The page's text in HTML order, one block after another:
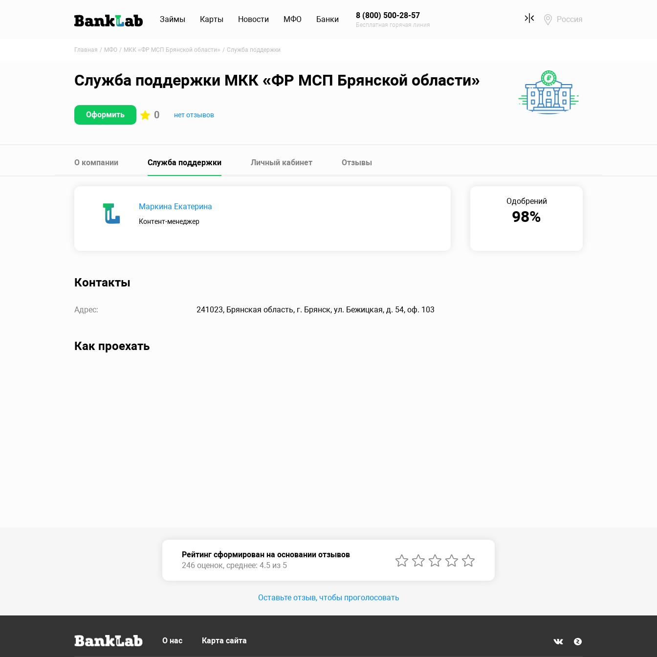
Займы Карты Новости МФО Банки 8 (800) 500-28-57
Бесплатная горячая линия
Россия
Главная МФО МКК «ФР МСП Брянской области» Служба поддержки
Служба поддержки МКК «ФР МСП Брянской области»
Оформить 0 нет отзывов
О компании Служба поддержки Личный кабинет Отзывы
Маркина Екатерина
Контент-менеджер
Одобрений
98%
Контакты
Адрес: 241023, Брянская область, г. Брянск, ул. Бежицкая, д. 54, оф. 103
Как проехать
Рейтинг сформирован на основании отзывов
246 оценок, среднее: 4.5 из 5
Оставьте отзыв, чтобы проголосовать
О нас Карта сайта